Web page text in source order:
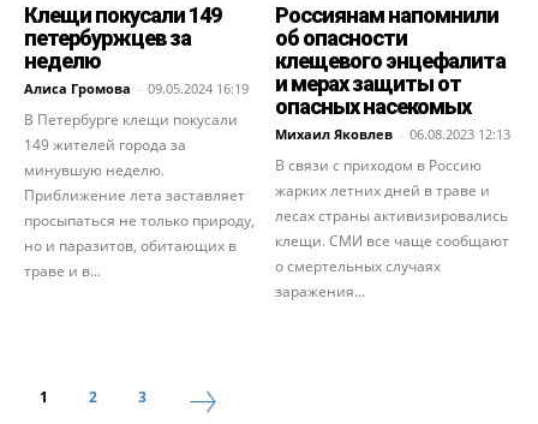
Клещи покусали 149
петербуржцев за
неделю
Алиса Громова - 09.05.2024 16:19
В Петербурге клещи покусали
149 жителей города за
минувшую неделю.
Приближение лета заставляет
просыпаться не только природу,
но и паразитов, обитающих в
траве и в...
Россиянам напомнили
об опасности
клещевого энцефалита
и мерах защиты от
опасных насекомых
Михаил Яковлев - 06.08.2023 12:13
В связи с приходом в Россию
жарких летних дней в траве и
лесах страны активизировались
клещи. СМИ все чаще сообщают
о смертельных случаях
заражения...
1 2 3